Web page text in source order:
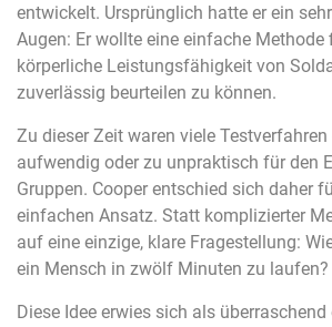
entwickelt. Ursprünglich hatte er ein
Augen: Er wollte eine einfache Methode
körperliche Leistungsfähigkeit von
zuverlässig beurteilen zu können.
Zu dieser Zeit waren viele Testverfahren
aufwendig oder zu unpraktisch für den
Gruppen. Cooper entschied sich daher
einfachen Ansatz. Statt komplizierter
auf eine einzige, klare Fragestellung:
ein Mensch in zwölf Minuten zu laufen?
Diese Idee erwies sich als